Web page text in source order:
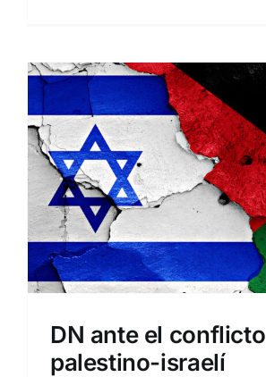
DN ante el conflicto
palestino-israelí